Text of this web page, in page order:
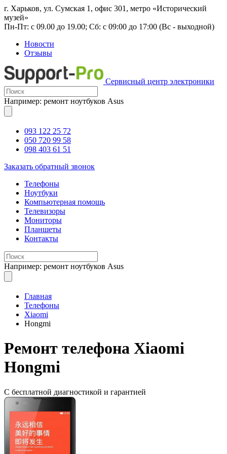
г. Харьков, ул. Сумская 1, офис 301, метро «Исторический
музей»
Пн-Пт: с 09.00 до 19.00; Сб: с 09:00 до 17:00 (Вс - выходной)
Новости
Отзывы
Сервисный центр электроники
Например: ремонт ноутбуков Asus
093 122 25 72
050 720 99 58
098 403 61 51
Заказать обратный звонок
Телефоны
Ноутбуки
Компьютерная помощь
Телевизоры
Мониторы
Планшеты
Контакты
Например: ремонт ноутбуков Asus
Главная
Телефоны
Xiaomi
Hongmi
Ремонт телефона Xiaomi
Hongmi
С бесплатной диагностикой и гарантией